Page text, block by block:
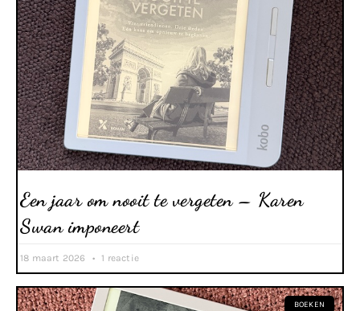
Een jaar om nooit te vergeten – Karen
Swan imponeert
18 maart 2026 1 reactie
BOEKEN